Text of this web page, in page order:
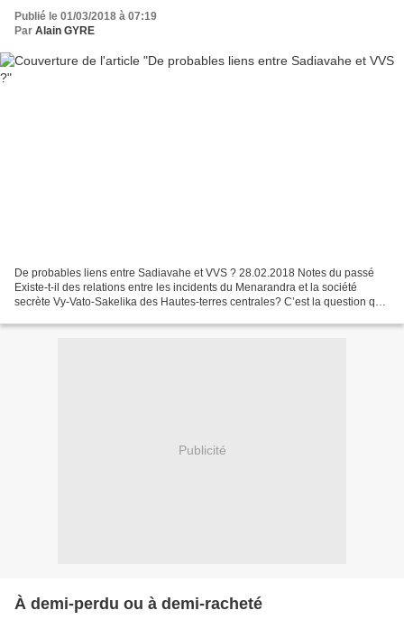
Publié le 01/03/2018 à 07:19
Par Alain GYRE
De probables liens entre Sadiavahe et VVS ? 28.02.2018 Notes du passé
Existe-t-il des relations entre les incidents du Menarandra et la société
secrète Vy-Vato-Sakelika des Hautes-terres centrales? C’est la question que
Publicité
À demi-perdu ou à demi-racheté